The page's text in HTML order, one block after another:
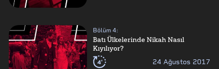
Bölüm 4:
Batı Ülkelerinde Nikah Nasıl
Kıyılıyor?
4' 24 Ağustos 2017